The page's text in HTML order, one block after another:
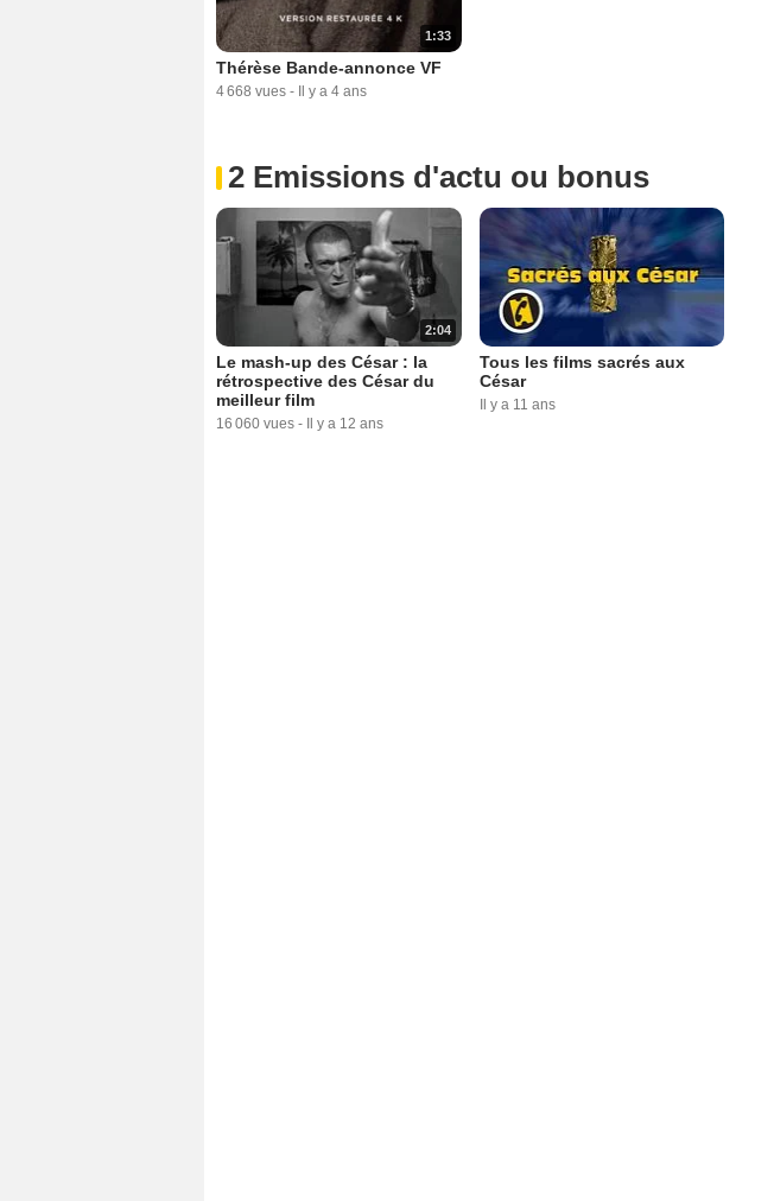
1:33
Thérèse Bande-annonce VF
4 668 vues - Il y a 4 ans
2 Emissions d'actu ou bonus
2:04
Le mash-up des César : la
rétrospective des César du
meilleur film
16 060 vues - Il y a 12 ans
Tous les films sacrés aux
César
Il y a 11 ans